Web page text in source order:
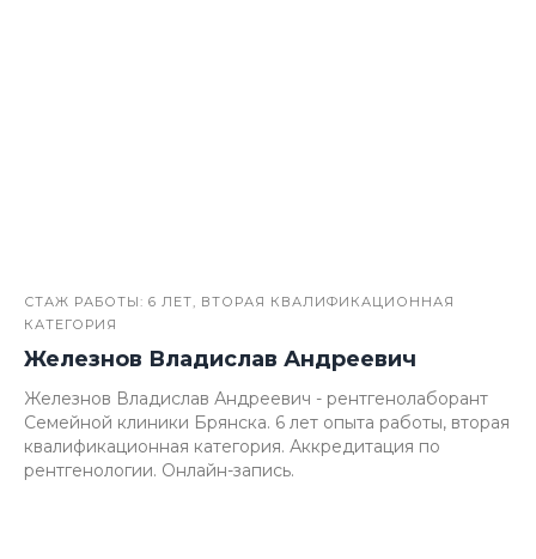
СТАЖ РАБОТЫ: 6 ЛЕТ, ВТОРАЯ КВАЛИФИКАЦИОННАЯ
КАТЕГОРИЯ
Железнов Владислав Андреевич
Железнов Владислав Андреевич - рентгенолаборант
Семейной клиники Брянска. 6 лет опыта работы, вторая
квалификационная категория. Аккредитация по
рентгенологии. Онлайн-запись.